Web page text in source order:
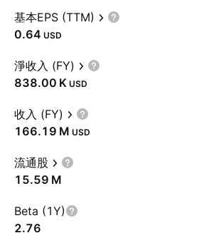
基本EPS (TTM)
0.64 USD
淨收入 (FY)
‪838.00 K‬ USD
收入 (FY)
‪166.19 M‬ USD
流通股
‪15.59 M‬
Beta (1Y)
2.76